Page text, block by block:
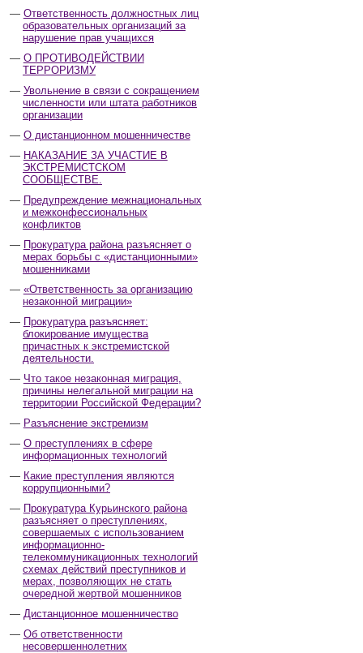
Ответственность должностных лиц
образовательных организаций за
нарушение прав учащихся
О ПРОТИВОДЕЙСТВИИ
ТЕРРОРИЗМУ
Увольнение в связи с сокращением
численности или штата работников
организации
О дистанционном мошенничестве
НАКАЗАНИЕ ЗА УЧАСТИЕ В
ЭКСТРЕМИСТСКОМ
СООБЩЕСТВЕ.
Предупреждение межнациональных
и межконфессиональных
конфликтов
Прокуратура района разъясняет о
мерах борьбы с «дистанционными»
мошенниками
«Ответственность за организацию
незаконной миграции»
Прокуратура разъясняет:
блокирование имущества
причастных к экстремистской
деятельности.
Что такое незаконная миграция,
причины нелегальной миграции на
территории Российской Федерации?
Разъяснение экстремизм
О преступлениях в сфере
информационных технологий
Какие преступления являются
коррупционными?
Прокуратура Курьинского района
разъясняет о преступлениях,
совершаемых с использованием
информационно-
телекоммуникационных технологий
схемах действий преступников и
мерах, позволяющих не стать
очередной жертвой мошенников
Дистанционное мошенничество
Об ответственности
несовершеннолетних